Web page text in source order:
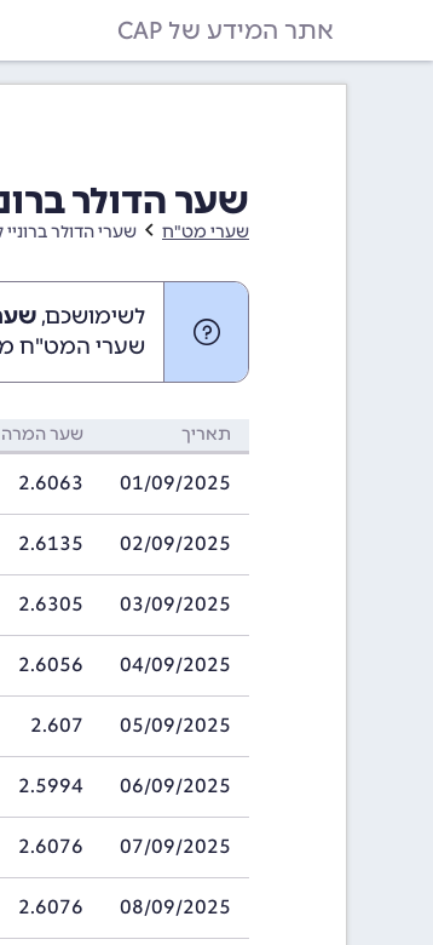
אתר המידע של CAP
שער הדולר ברוניי
שערי מט"ח שערי הדולר ברוניי
לשימושכם, שערי
שערי המט"ח
תאריך שער המרה
01/09/2025
2.6063
02/09/2025
2.6135
03/09/2025
2.6305
04/09/2025
2.6056
05/09/2025
2.607
06/09/2025
2.5994
07/09/2025
2.6076
08/09/2025
2.6076